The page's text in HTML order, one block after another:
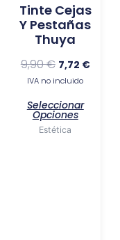
Tinte Cejas
Y Pestañas
Thuya
9,90€ 7,72 €
IVA no incluido
Seleccionar
Opciones
Estética